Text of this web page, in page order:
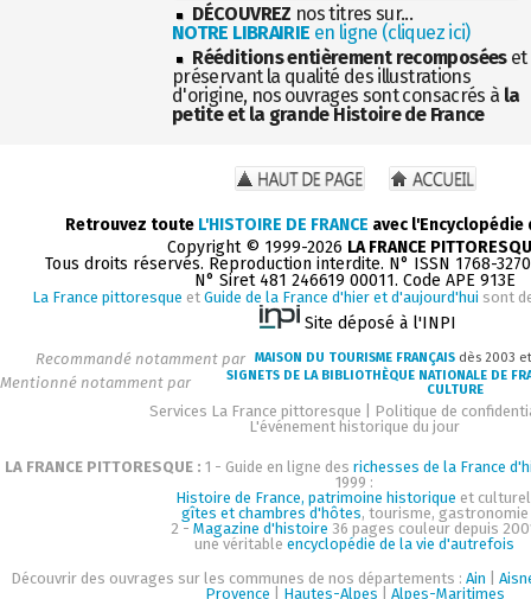
DÉCOUVREZ nos titres sur...
NOTRE LIBRAIRIE en ligne (cliquez ici)
Rééditions entièrement recomposéeset
préservant la qualité des illustrations
d'origine, nos ouvrages sont consacrés à la
petite et la grande Histoire de France
Retrouvez toute L'HISTOIRE DE FRANCE avec
Copyright © 1999-2026 LA FRANCE
Tous droits réservés. Reproduction interdite. N° ISSN 1768-
N° Siret 481 246619 00011. Code APE 913E
La France pittoresque et Guide de la France d'hier et d'aujourd'hui sont
Site déposé à l'INPI
Recommandé notamment par MAISON DU TOURISME FRANÇAIS dès 2003
Mentionné notamment par
SIGNETS DE LA BIBLIOTHÈQUE NATIONALE DE
CULTURE
Services La France pittoresque
Politique de
L'événement historique du jour
LA FRANCE PITTORESQUE : 1 - Guide en ligne des richesses de la France
1999 :
Histoire de France, patrimoine historique et
gîtes et chambres d'hôtes, tourisme, gastronomie
2 - Magazine d'histoire 36 pages couleur depuis
une véritableencyclopédie de la vie d'autrefois
Découvrir des ouvrages sur les communes de nos départements :Ain |
Provence
Hautes-Alpes
Alpes-Maritimes